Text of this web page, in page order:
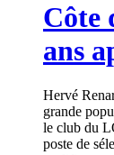
Côte
ans
Hervé
grande
le club du
poste de